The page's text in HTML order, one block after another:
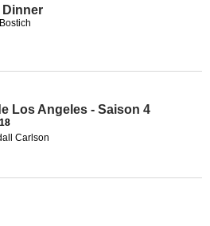
Dinner
Los Angeles - Saison 4
18
Carlson